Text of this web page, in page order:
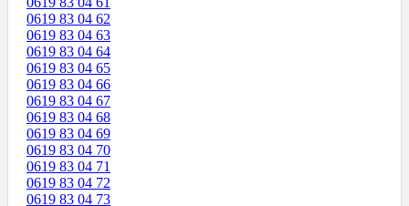
0619 83 04 62
0619 83 04 63
0619 83 04 64
0619 83 04 65
0619 83 04 66
0619 83 04 67
0619 83 04 68
0619 83 04 69
0619 83 04 70
0619 83 04 71
0619 83 04 72
0619 83 04 73